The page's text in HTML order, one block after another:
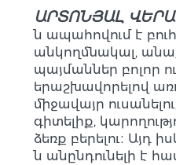
ԱՐՏՈՆՅԱԼ
ն ապահովում է
անկողմնակալ,
պայմաններ բոլոր
երաշխավորելով
միջավայր
գիտելիք,
ձեռք բերելու։
ն անընդունելի է